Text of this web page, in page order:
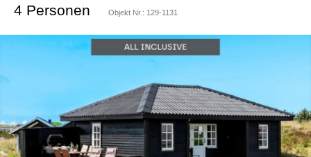
4 Personen Objekt Nr.: 129-1131